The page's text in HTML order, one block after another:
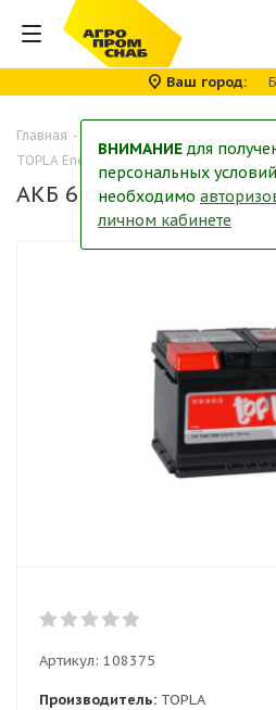
Ваш город
Главная -
TOPLA Energy п/п
АКБ 6 ст-75 Ah TOPLA
Артикул: 108375
Производитель: TOPLA
ВНИМАНИЕ для
персональных условий
необходимо
личном кабинете